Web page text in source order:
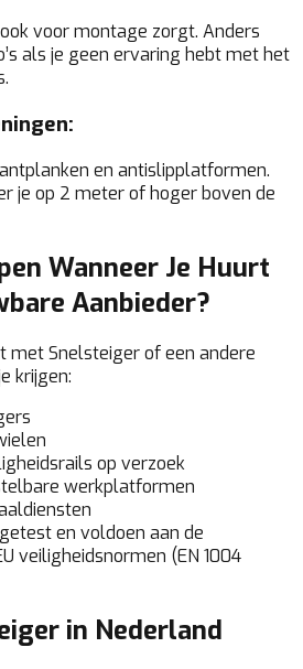
voor montage zorgt. Anders
als je geen ervaring hebt met het
en antislipplatformen.
je op 2 meter of hoger boven de
Wanneer Je Huurt
Aanbieder?
met Snelsteiger of een andere
krijgen:
op verzoek
werkplatformen
en voldoen aan de
veiligheidsnormen (EN 1004
in Nederland